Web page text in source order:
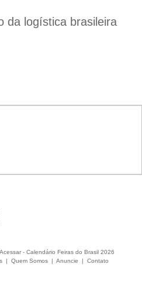
da logística brasileira
Acessar - Calendário Feiras do Brasil 2026
| Quem Somos | Anuncie | Contato